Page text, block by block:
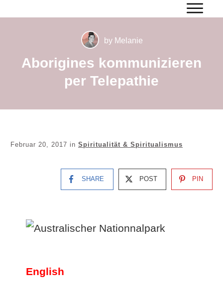
by Melanie
Aborigines kommunizieren
per Telepathie
Februar 20, 2017 in Spiritualität & Spiritualismus
SHARE POST PIN
English